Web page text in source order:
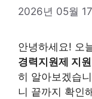
2026년 05월
안녕하세요! 오
경력지원제 지
히 알아보겠습
니 끝까지 확인